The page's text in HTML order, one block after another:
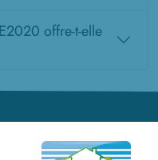
offre-t-elle